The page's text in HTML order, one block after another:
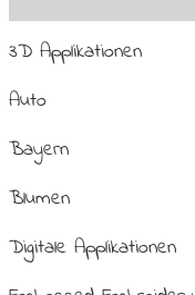
3D Applikationen
Auto
Bayern
Blumen
Digitale Applikationen